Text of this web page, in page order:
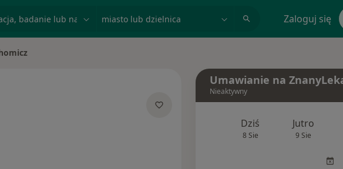
Zaloguj się
Umawianie na
Nieaktywny
Dziś
8 Sie
Jutro
9 Sie